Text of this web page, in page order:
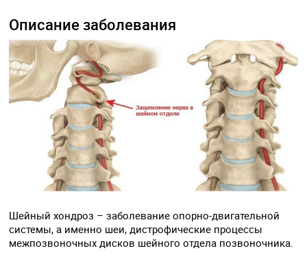
Описание заболевания
Шейный хондроз – заболевание опорно-двигательной
системы, а именно шеи, дистрофические процессы
межпозвоночных дисков шейного отдела позвоночника.